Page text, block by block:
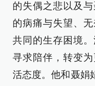
的失偶之悲以及
的病痛与失望、
共同的生存困境
寻求陪伴，转变
活态度。他和聂娟